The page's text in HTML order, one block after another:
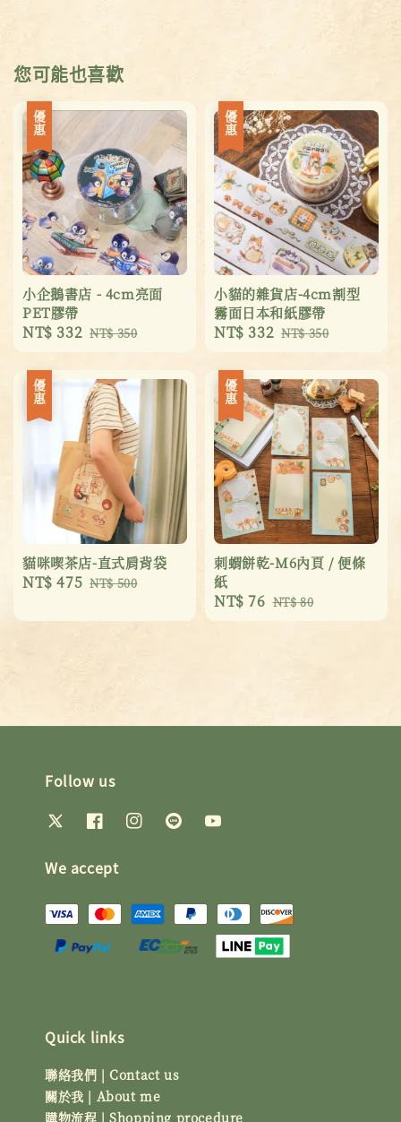
您可能也喜歡
優惠
小企鵝書店 - 4cm亮面
PET膠帶
Sale
NT$ 332 Regular
NT$ 350
優惠
小貓的雜貨店-4cm割型
霧面日本和紙膠帶
Sale
NT$ 332 Regular
NT$ 350
優惠
貓咪喫茶店-直式肩背袋
Sale
NT$ 475 Regular
NT$ 500
優惠
刺蝟餅乾-M6內頁 / 便條
紙
Sale
NT$ 76 Regular
NT$ 80
Follow us
We accept
Quick links
聯絡我們 | Contact us
關於我 | About me
購物流程 | Shopping procedure